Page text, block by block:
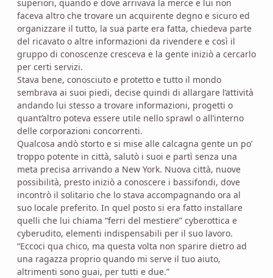
superiori, quando e dove arrivava la merce e lui non
faceva altro che trovare un acquirente degno e sicuro ed
organizzare il tutto, la sua parte era fatta, chiedeva parte
del ricavato o altre informazioni da rivendere e così il
gruppo di conoscenze cresceva e la gente iniziò a cercarlo
per certi servizi.
Stava bene, conosciuto e protetto e tutto il mondo
sembrava ai suoi piedi, decise quindi di allargare l’attività
andando lui stesso a trovare informazioni, progetti o
quant’altro poteva essere utile nello sprawl o all’interno
delle corporazioni concorrenti.
Qualcosa andò storto e si mise alle calcagna gente un po’
troppo potente in città, salutò i suoi e partì senza una
meta precisa arrivando a New York. Nuova città, nuove
possibilità, presto iniziò a conoscere i bassifondi, dove
incontrò il solitario che lo stava accompagnando ora al
suo locale preferito. In quel posto si era fatto installare
quelli che lui chiama “ferri del mestiere” cyberottica e
cyberudito, elementi indispensabili per il suo lavoro.
“Eccoci qua chico, ma questa volta non sparire dietro ad
una ragazza proprio quando mi serve il tuo aiuto,
altrimenti sono guai, per tutti e due.”